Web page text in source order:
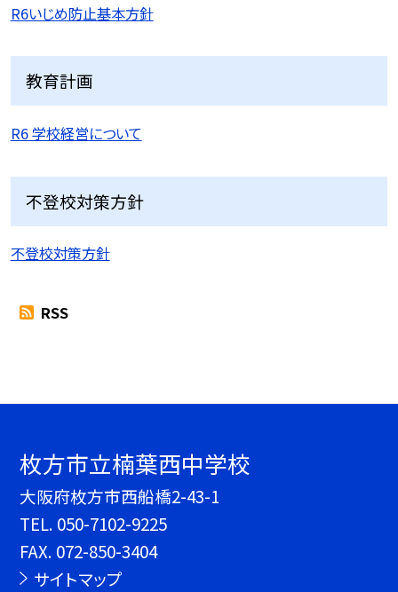
R6いじめ防止基本方針
教育計画
R6 学校経営について
不登校対策方針
不登校対策方針
RSS
枚方市立楠葉西中学校
大阪府枚方市西船橋2-43-1
TEL. 050-7102-9225
FAX. 072-850-3404
サイトマップ